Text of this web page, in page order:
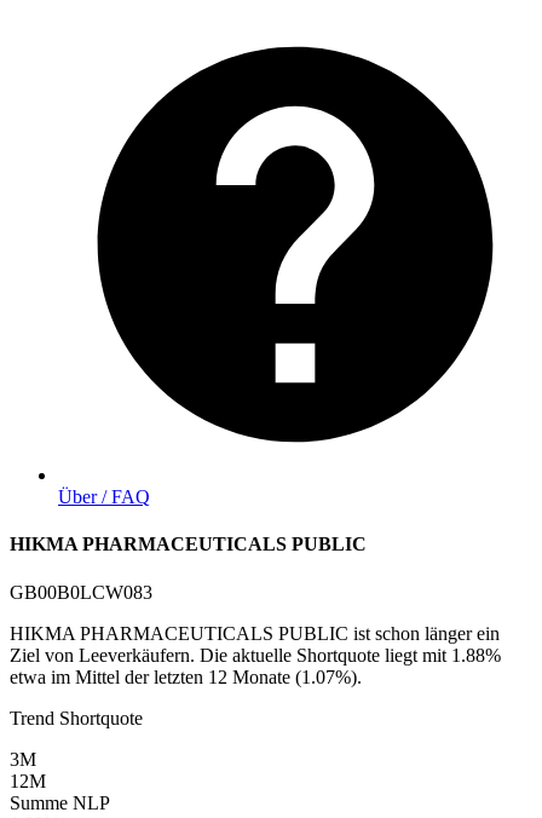
Über / FAQ
HIKMA PHARMACEUTICALS PUBLIC
GB00B0LCW083
HIKMA PHARMACEUTICALS PUBLIC ist schon länger ein
Ziel von Leeverkäufern. Die aktuelle Shortquote liegt mit 1.88%
etwa im Mittel der letzten 12 Monate (1.07%).
Trend Shortquote
3M
12M
Summe NLP